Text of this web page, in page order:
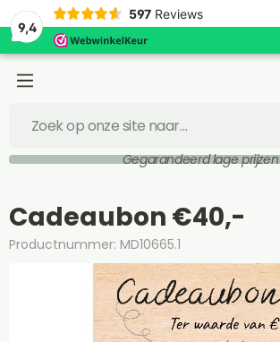
9,4
597 Reviews
Gegarandeerd lage prijzen
Cadeaubon €40,-
Productnummer: MD10665.1